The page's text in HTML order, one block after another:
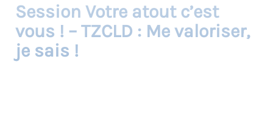
Session Votre atout c’est
vous ! – TZCLD : Me valoriser,
je sais !